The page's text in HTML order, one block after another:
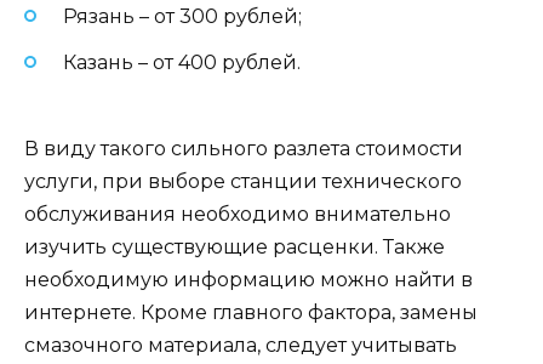
Рязань – от 300 рублей;
Казань – от 400 рублей.
В виду такого сильного разлета стоимости
услуги, при выборе станции технического
обслуживания необходимо внимательно
изучить существующие расценки. Также
необходимую информацию можно найти в
интернете. Кроме главного фактора, замены
смазочного материала, следует учитывать